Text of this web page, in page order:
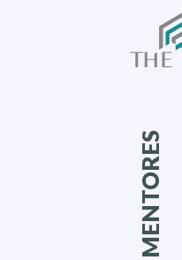
MENTORES